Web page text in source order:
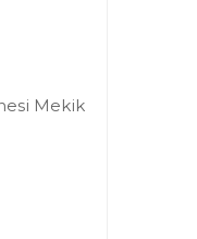
Mekik